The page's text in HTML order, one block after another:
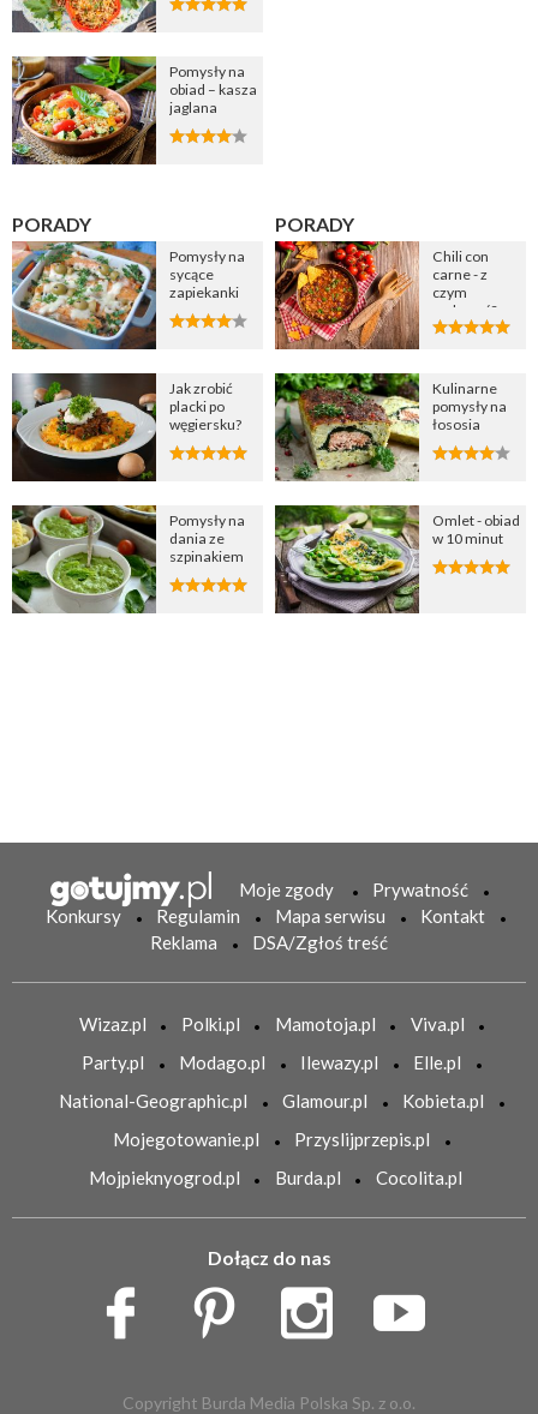
Pomysły na
obiad – kasza
jaglana
PORADY
Pomysły na
sycące
zapiekanki
Jak zrobić
placki po
węgiersku?
Pomysły na
dania ze
szpinakiem
PORADY
Chili con
carne - z
czym
podawać?
Kulinarne
pomysły na
łososia
Omlet - obiad
w 10 minut
Moje zgody
Prywatność
Konkursy
Regulamin Mapa serwisu
Kontakt
Reklama
DSA/Zgłoś treść
Wizaz.pl Polki.pl Mamotoja.pl
Viva.pl
Party.pl
Modago.pl Ilewazy.pl
Elle.pl
National-Geographic.pl
Glamour.pl
Kobieta.pl
Mojegotowanie.pl
Przyslijprzepis.pl
Mojpieknyogrod.pl
Burda.pl Cocolita.pl
Dołącz do nas
Copyright Burda Media Polska Sp. z o.o.